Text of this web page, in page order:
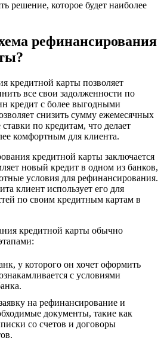
решение, которое будет наиболее
рефинансирования
кредитной карты позволяет
все свои задолженности по
кредит с более выгодными
снизить сумму ежемесячных
по кредитам, что делает
комфортным для клиента.
кредитной карты заключается
новый кредит в одном из банков,
условия для рефинансирования.
клиент использует его для
по своим кредитным картам в
кредитной карты обычно
у которого он хочет оформить
с условиями
на рефинансирование и
документы, такие как
со счетов и договоры